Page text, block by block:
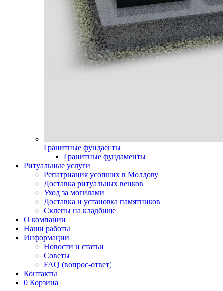
Гранитные фундаенты
Гранитные фундаменты
Ритуальные услуги
Репатриация усопших в Молдову
Доставка ритуальных венков
Уход за могилами
Доставка и установка памятников
Склепы на кладбище
О компании
Наши работы
Информации
Новости и статьи
Советы
FAQ (вопрос-ответ)
Контакты
0 Корзина